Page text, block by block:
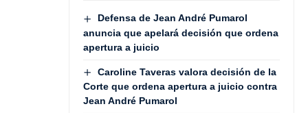
Defensa de Jean André Pumarol
anuncia que apelará decisión que ordena
apertura a juicio
Caroline Taveras valora decisión de la
Corte que ordena apertura a juicio contra
Jean André Pumarol